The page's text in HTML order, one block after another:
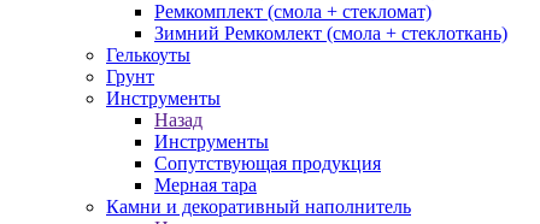
Ремкомплект (смола + стекломат)
Зимний Ремкомлект (смола + стеклоткань)
Гелькоуты
Грунт
Инструменты
Назад
Инструменты
Сопутствующая продукция
Мерная тара
Камни и декоративный наполнитель